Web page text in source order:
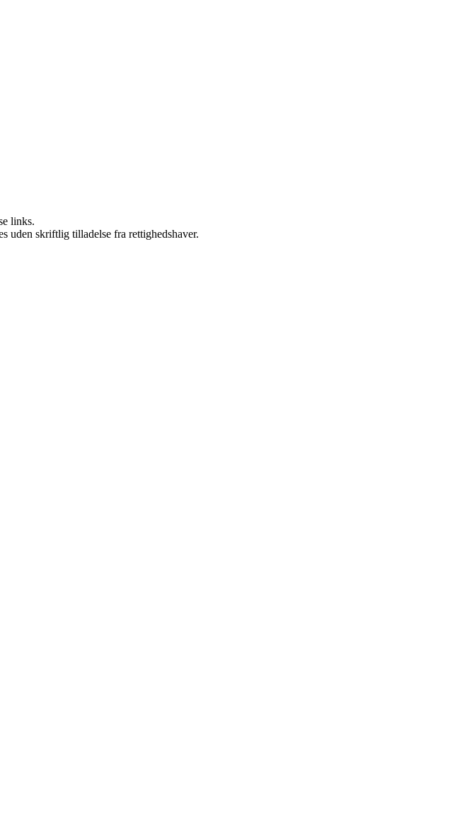
links.
uden skriftlig tilladelse fra rettighedshaver.